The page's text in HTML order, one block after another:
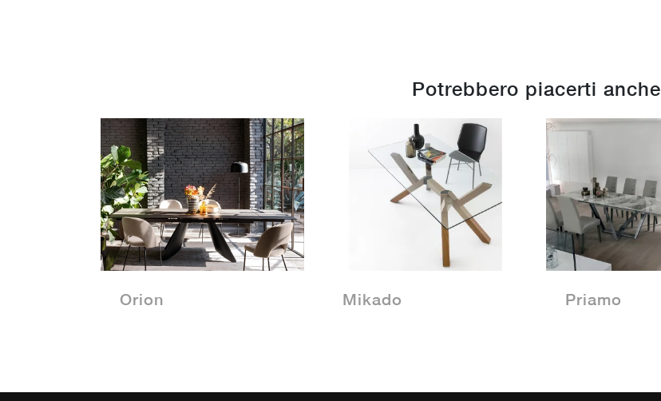
Potrebbero piacerti anche
Orion Mikado Priamo